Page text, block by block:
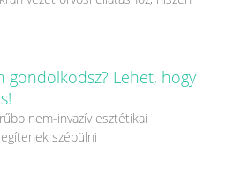
gondolkodsz? Lehet, hogy
nem-invazív esztétikai
szépülni